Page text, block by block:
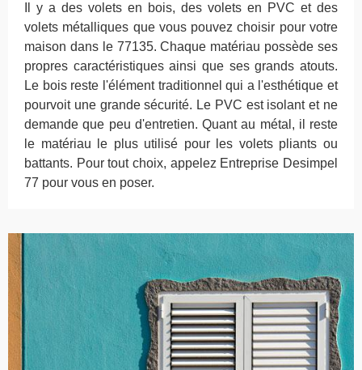
Il y a des volets en bois, des volets en PVC et des
volets métalliques que vous pouvez choisir pour votre
maison dans le 77135. Chaque matériau possède ses
propres caractéristiques ainsi que ses grands atouts.
Le bois reste l'élément traditionnel qui a l'esthétique et
pourvoit une grande sécurité. Le PVC est isolant et ne
demande que peu d'entretien. Quant au métal, il reste
le matériau le plus utilisé pour les volets pliants ou
battants. Pour tout choix, appelez Entreprise Desimpel
77 pour vous en poser.